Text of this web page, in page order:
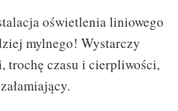
oświetlenia liniowego
mylnego! Wystarczy
trochę czasu i cierpliwości,